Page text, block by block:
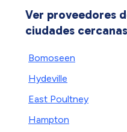
Ver proveedores
ciudades cercanas
Bomoseen
Hydeville
East Poultney
Hampton